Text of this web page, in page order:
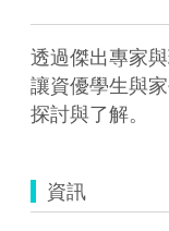
透過傑出專家
讓資優學生與
探討與了解。
資訊